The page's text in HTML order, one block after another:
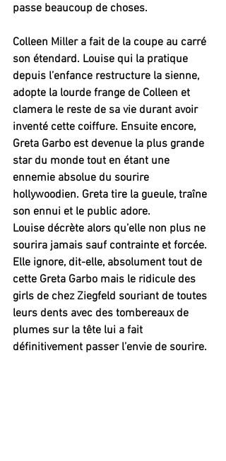
passe beaucoup de choses.
Colleen Miller a fait de la coupe au carré
son étendard. Louise qui la pratique
depuis l’enfance restructure la sienne,
adopte la lourde frange de Colleen et
clamera le reste de sa vie durant avoir
inventé cette coiffure. Ensuite encore,
Greta Garbo est devenue la plus grande
star du monde tout en étant une
ennemie absolue du sourire
hollywoodien. Greta tire la gueule, traîne
son ennui et le public adore.
Louise décrète alors qu’elle non plus ne
sourira jamais sauf contrainte et forcée.
Elle ignore, dit-elle, absolument tout de
cette Greta Garbo mais le ridicule des
girls de chez Ziegfeld souriant de toutes
leurs dents avec des tombereaux de
plumes sur la tête lui a fait
définitivement passer l’envie de sourire.